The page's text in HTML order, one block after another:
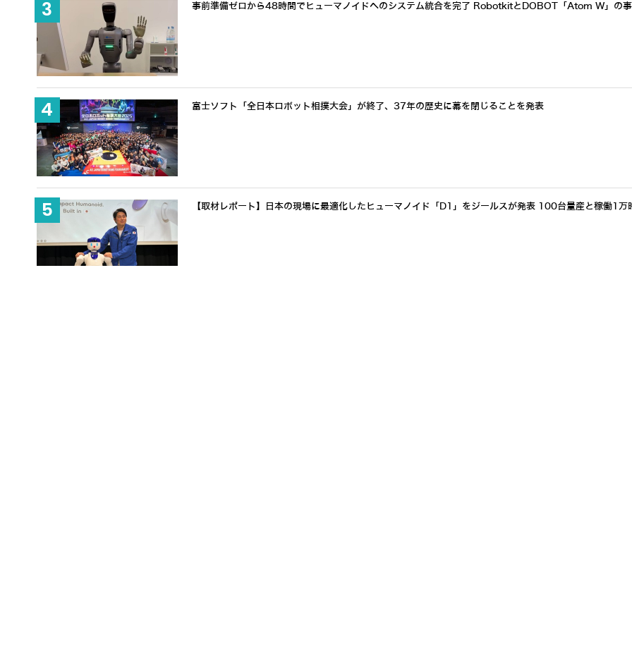
事前準備ゼロから48時間でヒューマノイドへのシステム統合を完了 RobotkitとDOBOT「Atom W」の
富士ソフト「全日本ロボット相撲大会」が終了、37年の歴史に幕を閉じることを発表
【取材レポート】日本の現場に最適化したヒューマノイド「D1」をジールスが発表 100台量産と稼働1万